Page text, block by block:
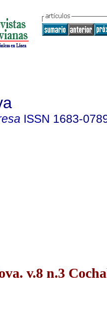
ISSN 1683-
v.8 n.3